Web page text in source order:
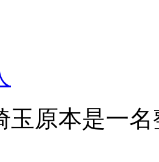
玉原本是一名